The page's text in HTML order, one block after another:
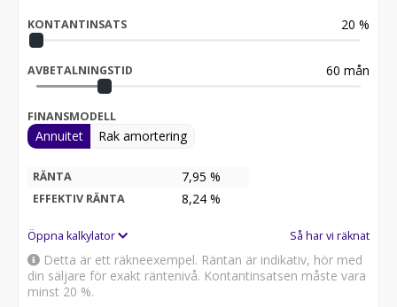
KONTANTINSATS 20 %
AVBETALNINGSTID 60 mån
FINANSMODELL
Annuitet Rak amortering
RÄNTA 7,95 %
EFFEKTIV RÄNTA 8,24 %
Öppna kalkylator Så har vi räknat
Detta är ett räkneexempel. Räntan är indikativ, hör med
din säljare för exakt räntenivå. Kontantinsatsen måste vara
minst 20 %.